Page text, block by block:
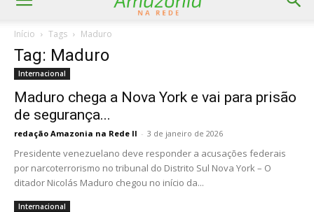
Início Tags Maduro
Tag: Maduro
Internacional
Maduro chega a Nova York e vai para prisão
de segurança...
redação Amazonia na Rede II - 3 de janeiro de 2026
Presidente venezuelano deve responder a acusações federais
por narcoterrorismo no tribunal do Distrito Sul Nova York – O
ditador Nicolás Maduro chegou no início da...
Internacional